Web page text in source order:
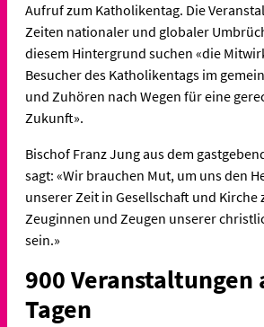
Aufruf zum Katholikentag. Die
Zeiten nationaler und globaler
diesem Hintergrund suchen «die
Besucher des Katholikentags im
und Zuhören nach Wegen für eine
Zukunft».
Bischof Franz Jung aus dem
sagt: «Wir brauchen Mut, um uns den
unserer Zeit in Gesellschaft und Kirche
Zeuginnen und Zeugen unserer
sein.»
900 Veranstaltungen
Tagen